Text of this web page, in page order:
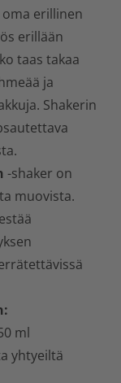
erillinen
erillään
taas takaa
ja
Shakerin
-shaker on
muovista.
ml
yhtyeiltä